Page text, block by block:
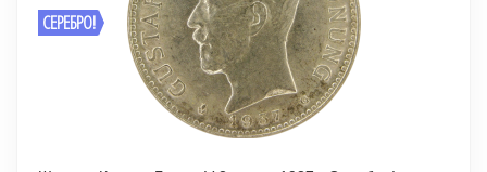
СЕРЕБРО!